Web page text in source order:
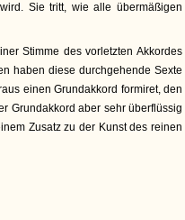
Sie tritt, wie alle übermäßigen
Stimme des vorletzten Akkordes
haben diese durchgehende Sexte
einen Grundakkord formiret, den
Grundakkord aber sehr überflüssig
Zusatz zu der Kunst des reinen